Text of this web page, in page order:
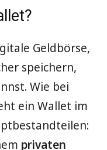
Geldbörse,
speichern,
Wie bei
ein Wallet im
privaten